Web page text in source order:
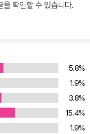
를 소재로 다큐멘터리를
했다는 이상한 소문이 퍼
있는 소재를 따듯한 이
을 넘기는 순간부터 10주
막에 뭉클하면서 긴 여운
은 자기만의 큰 상처를 극
두 지원이였고, 소영이였
확인할 수 있습니다.
5.8%
1.9%
3.8%
15.4%
1.9%